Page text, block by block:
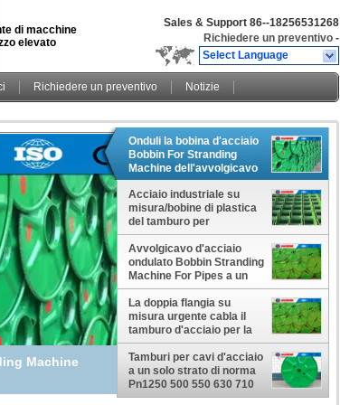
di macchine
elevato
Sales & Support 86--18256531268
Richiedere un preventivo -
Select Language
Richiedere un preventivo
Notizie
Machine
Onduli la bobina d'acciaio
Bobbin For Stranding
Machine dell'avvolgicavo
Acciaio industriale su
misura/bobine di plastica
del tamburo per
cavi/bobina a un solo
strato
Avvolgicavo d'acciaio
ondulato Bobbin Stranding
Machine For Pipes a un
solo strato
La doppia flangia su
misura urgente cabla il
tamburo d'acciaio per la
bobina
Tamburi per cavi d'acciaio
a un solo strato di norma
Pn1250 500 550 630 710
800 bobine